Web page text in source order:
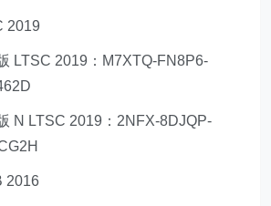
2019
LTSC 2019：M7XTQ-FN8P6-
N LTSC 2019：2NFX-8DJQP-
2016